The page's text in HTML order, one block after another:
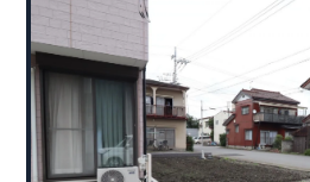
部屋にも対応できる 可変型主寝室
階廊下から出入りできる
住宅設備のポイント
太陽光発電 標準搭載 自家消費分は月額
ビス期間（
10 年間）中の売電収入は
約満了後は売電収入を含めお客様に
ホテルライクなデザインと実用性を兼